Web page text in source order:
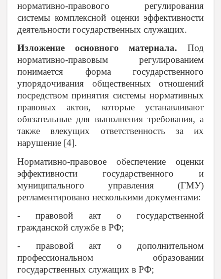
нормативно-правового регулирования
системы комплексной оценки эффективности
деятельности государственных служащих.
Изложение основного материала. Под
нормативно-правовым регулированием
понимается форма государственного
упорядочивания общественных отношений
посредством принятия системы нормативных
правовых актов, которые устанавливают
обязательные для выполнения требования, а
также влекущих ответственность за их
нарушение [4].
Нормативно-правовое обеспечение оценки
эффективности государственного и
муниципального управления (ГМУ)
регламентировано несколькими документами:
- правовой акт о государственной
гражданской службе в РФ;
- правовой акт о дополнительном
профессиональном образовании
государственных служащих в РФ;